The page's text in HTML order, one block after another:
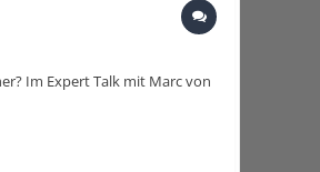
Im Expert Talk mit Marc von